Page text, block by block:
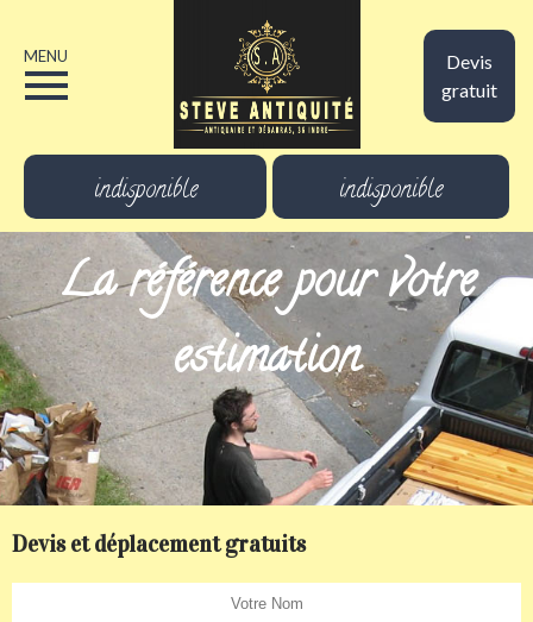
Devis
gratuit
MENU
indisponible indisponible
La référence pour votre
estimation
Devis et déplacement gratuits